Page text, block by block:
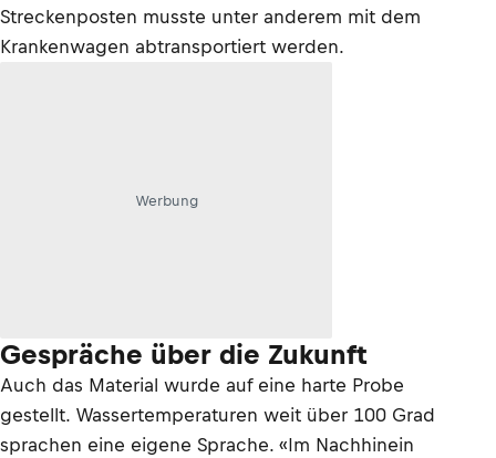
Streckenposten musste unter anderem mit dem
Krankenwagen abtransportiert werden.
Werbung
Gespräche über die Zukunft
Auch das Material wurde auf eine harte Probe
gestellt. Wassertemperaturen weit über 100 Grad
sprachen eine eigene Sprache. «Im Nachhinein